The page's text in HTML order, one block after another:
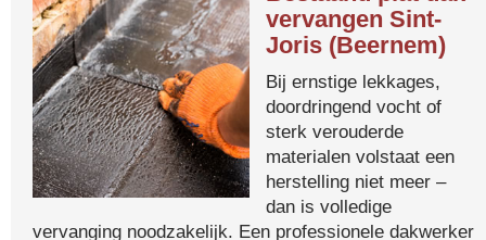
vervangen Sint-
Joris (Beernem)
Bij ernstige lekkages,
doordringend vocht of
sterk verouderde
materialen volstaat een
herstelling niet meer –
dan is volledige
vervanging noodzakelijk. Een professionele dakwerker